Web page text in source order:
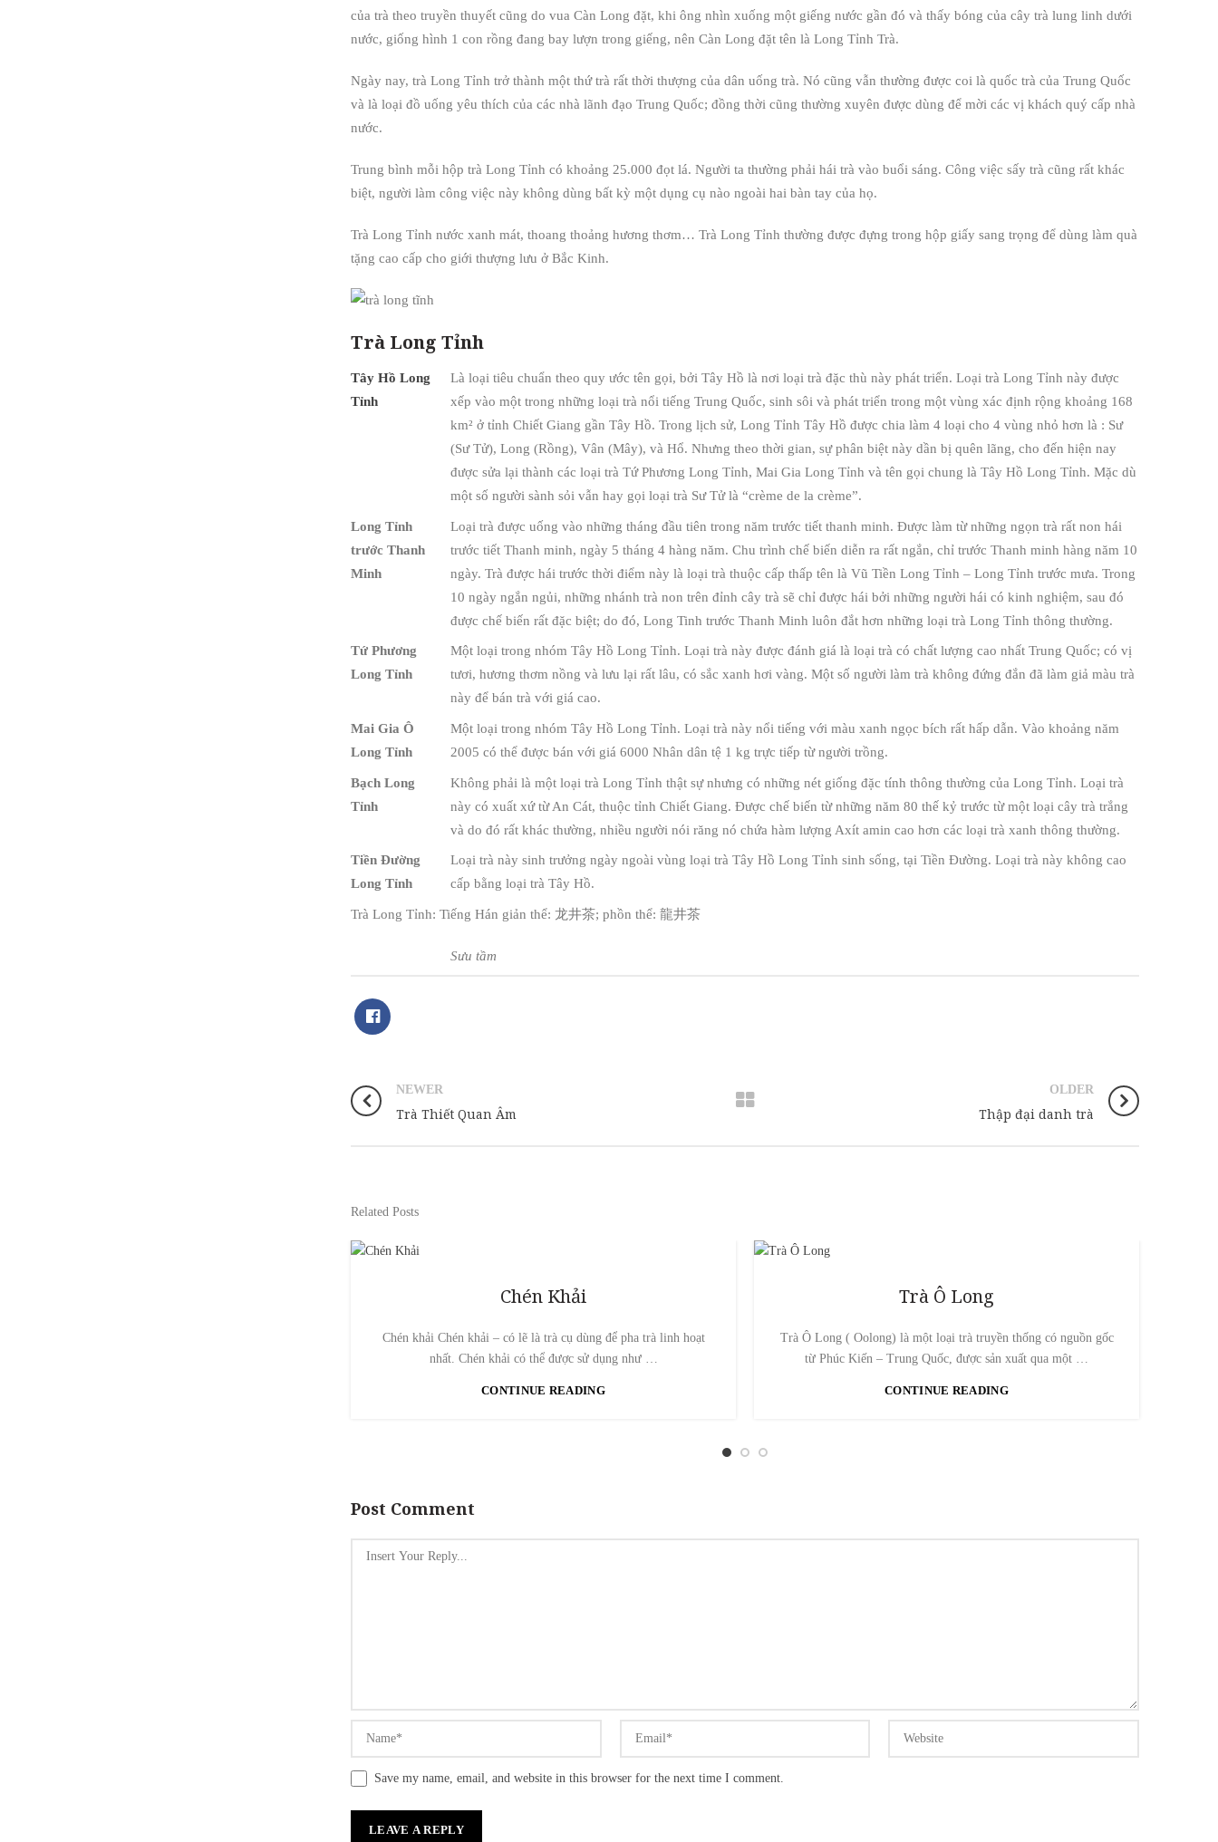
của trà theo truyền thuyết cũng do vua Càn Long đặt, khi ông nhìn xuống một giếng nước gần đó và thấy bóng của cây trà lung linh dưới
nước, giống hình 1 con rồng đang bay lượn trong giếng, nên Càn Long đặt tên là Long Tỉnh Trà.
Ngày nay, trà Long Tỉnh trở thành một thứ trà rất thời thượng của dân uống trà. Nó cũng vẫn thường được coi là quốc trà của Trung Quốc
và là loại đồ uống yêu thích của các nhà lãnh đạo Trung Quốc; đồng thời cũng thường xuyên được dùng để mời các vị khách quý cấp nhà
nước.
Trung bình mỗi hộp trà Long Tỉnh có khoảng 25.000 đọt lá. Người ta thường phải hái trà vào buổi sáng. Công việc sấy trà cũng rất khác
biệt, người làm công việc này không dùng bất kỳ một dụng cụ nào ngoài hai bàn tay của họ.
Trà Long Tỉnh nước xanh mát, thoang thoảng hương thơm… Trà Long Tỉnh thường được đựng trong hộp giấy sang trọng để dùng làm quà
tặng cao cấp cho giới thượng lưu ở Bắc Kinh.
Trà Long Tỉnh
Tây Hồ Long
Tỉnh
Là loại tiêu chuẩn theo quy ước tên gọi, bởi Tây Hồ là nơi loại trà đặc thù này phát triển. Loại trà Long Tỉnh này được
xếp vào một trong những loại trà nổi tiếng Trung Quốc, sinh sôi và phát triển trong một vùng xác định rộng khoảng 168
km² ở tỉnh Chiết Giang gần Tây Hồ. Trong lịch sử, Long Tỉnh Tây Hồ được chia làm 4 loại cho 4 vùng nhỏ hơn là : Sư
(Sư Tử), Long (Rồng), Vân (Mây), và Hổ. Nhưng theo thời gian, sự phân biệt này dần bị quên lãng, cho đến hiện nay
được sửa lại thành các loại trà Tứ Phương Long Tỉnh, Mai Gia Long Tỉnh và tên gọi chung là Tây Hồ Long Tỉnh. Mặc dù
một số người sành sỏi vẫn hay gọi loại trà Sư Tử là “crème de la crème”.
Long Tỉnh
trước Thanh
Minh
Loại trà được uống vào những tháng đầu tiên trong năm trước tiết thanh minh. Được làm từ những ngọn trà rất non hái
trước tiết Thanh minh, ngày 5 tháng 4 hàng năm. Chu trình chế biến diễn ra rất ngắn, chỉ trước Thanh minh hàng năm 10
ngày. Trà được hái trước thời điểm này là loại trà thuộc cấp thấp tên là Vũ Tiền Long Tỉnh – Long Tỉnh trước mưa. Trong
10 ngày ngắn ngủi, những nhánh trà non trên đỉnh cây trà sẽ chỉ được hái bởi những người hái có kinh nghiệm, sau đó
được chế biến rất đặc biệt; do đó, Long Tinh trước Thanh Minh luôn đắt hơn những loại trà Long Tỉnh thông thường.
Tứ Phương
Long Tỉnh
Một loại trong nhóm Tây Hồ Long Tỉnh. Loại trà này được đánh giá là loại trà có chất lượng cao nhất Trung Quốc; có vị
tươi, hương thơm nồng và lưu lại rất lâu, có sắc xanh hơi vàng. Một số người làm trà không đứng đắn đã làm giả màu trà
này để bán trà với giá cao.
Mai Gia Ô
Long Tỉnh
Một loại trong nhóm Tây Hồ Long Tỉnh. Loại trà này nổi tiếng với màu xanh ngọc bích rất hấp dẫn. Vào khoảng năm
2005 có thể được bán với giá 6000 Nhân dân tệ 1 kg trực tiếp từ người trồng.
Bạch Long
Tỉnh
Không phải là một loại trà Long Tỉnh thật sự nhưng có những nét giống đặc tính thông thường của Long Tỉnh. Loại trà
này có xuất xứ từ An Cát, thuộc tỉnh Chiết Giang. Được chế biến từ những năm 80 thế kỷ trước từ một loại cây trà trắng
và do đó rất khác thường, nhiều người nói răng nó chứa hàm lượng Axít amin cao hơn các loại trà xanh thông thường.
Tiền Đường
Long Tỉnh
Loại trà này sinh trưởng ngày ngoài vùng loại trà Tây Hồ Long Tỉnh sinh sống, tại Tiền Đường. Loại trà này không cao
cấp bằng loại trà Tây Hồ.
Trà Long Tỉnh: Tiếng Hán giản thể: 龙井茶; phồn thể: 龍井茶
Sưu tầm
NEWER
Trà Thiết Quan Âm
OLDER
Thập đại danh trà
Related Posts
Chén Khải
Chén khải Chén khải – có lẽ là trà cụ dùng để pha trà linh hoạt
nhất. Chén khải có thể được sử dụng như …
CONTINUE READING
Trà Ô Long
Trà Ô Long ( Oolong) là một loại trà truyền thống có nguồn gốc
từ Phúc Kiến – Trung Quốc, được sản xuất qua một …
CONTINUE READING
Post Comment
Save my name, email, and website in this browser for the next time I comment.